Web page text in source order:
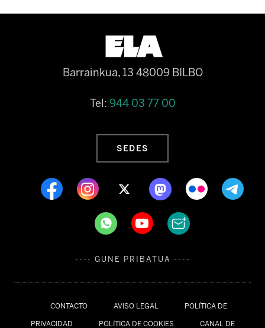
CONTACTO AVISO LEGAL POLÍTICA DE
PRIVACIDAD POLÍTICA DE COOKIES CANAL DE
Barrainkua, 13 48009 BILBO
Tel: 944 03 77 00
SEDES
---- GUNE PRIBATUA ----